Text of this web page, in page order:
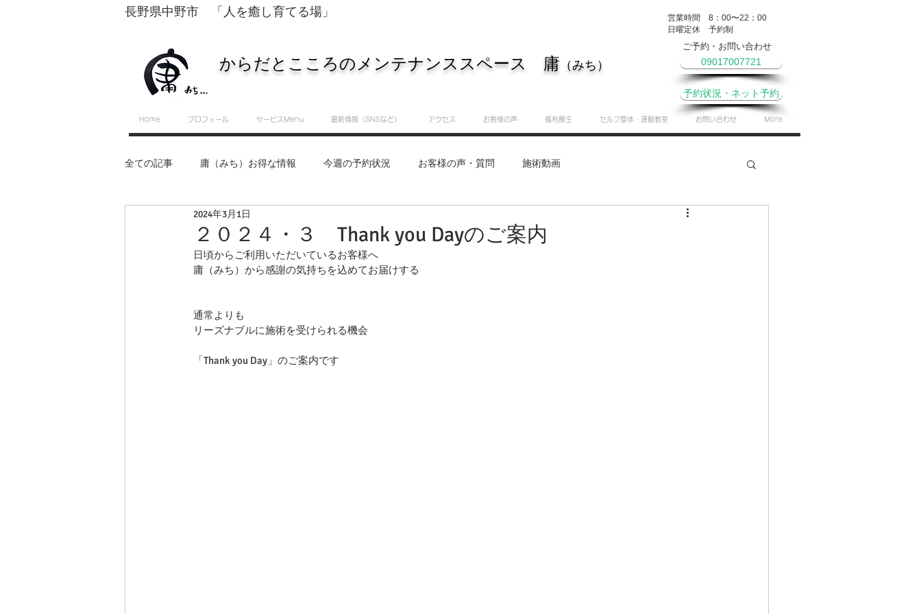
長野県中野市 「人を癒し育てる場」
営業時間 8：00〜22：00
​日曜定休 予約制
からだとこころのメンテナンススペース 庸 （みち）
ご予約・お問い合わせ
09017007721
予約状況・ネット予約
Home プロフィール サービスMenu 最新情報（SNSなど） アクセス お客様の声 福利厚生 セルフ整体・運動教室 お問い合わせ More
全ての記事 庸（みち）お得な情報 今週の予約状況 お客様の声・質問 施術動画
転換するために必要な５つのスキル 月間予定表
セルフ整体・運動教室
２０２４・３ Thank you Dayのご案内
2024年3月1日
日頃からご利用いただいているお客様へ
庸（みち）から感謝の気持ちを込めてお届けする
通常よりも
リーズナブルに施術を受けられる機会
「Thank you Day」のご案内です